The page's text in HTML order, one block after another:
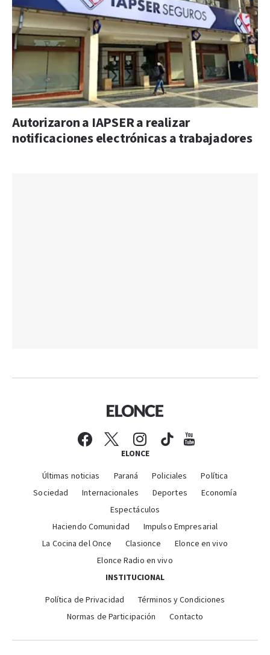
Autorizaron a IAPSER a realizar
notificaciones electrónicas a trabajadores
ELONCE
Últimas noticias Paraná Policiales
Política
Sociedad
Internacionales Deportes
Economía
Espectáculos
Haciendo Comunidad
Impulso Empresarial
La Cocina del Once
Clasionce
Elonce en vivo
Elonce Radio en vivo
INSTITUCIONAL
Política de Privacidad
Términos y Condiciones
Normas de Participación
Contacto